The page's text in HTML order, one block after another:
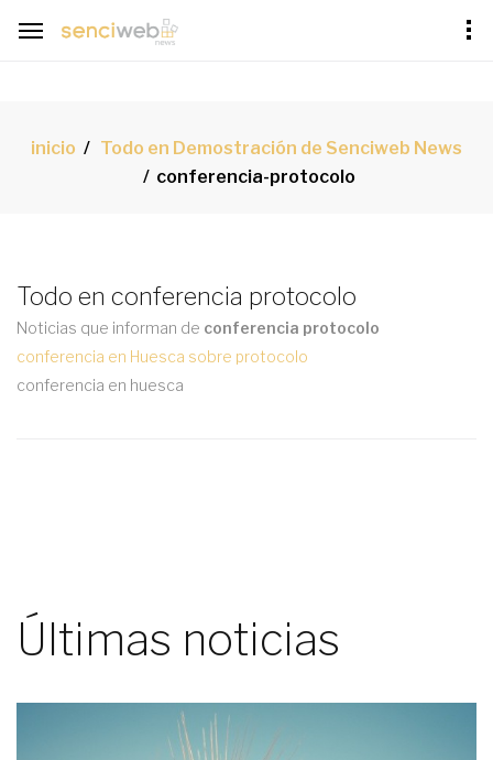
inicio
Todo en Demostración de Senciweb News
conferencia-protocolo
Todo en conferencia protocolo
Noticias que informan de conferencia protocolo
conferencia en Huesca sobre protocolo
conferencia en huesca
Últimas noticias